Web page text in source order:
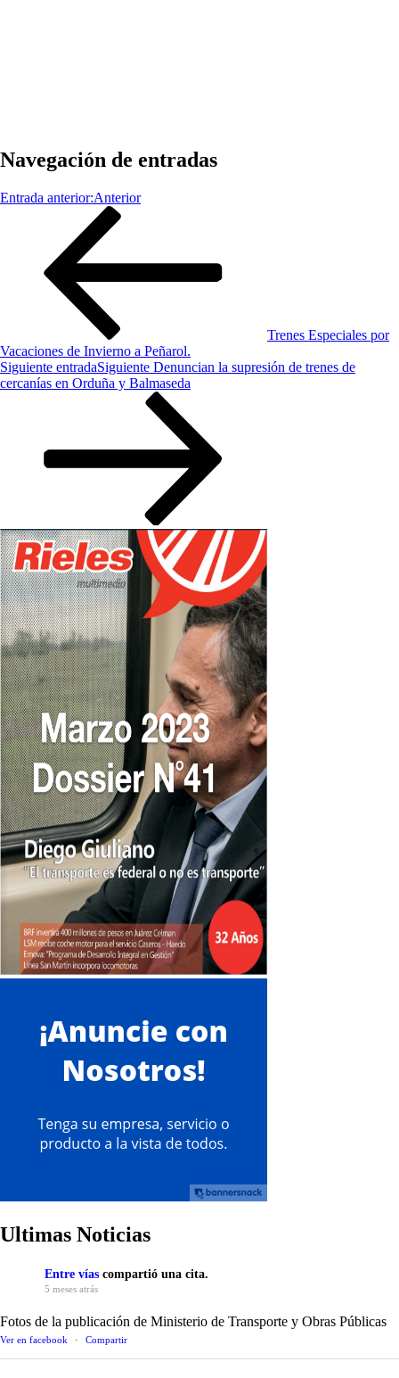
Navegación de entradas
Entrada anterior:Anterior
Trenes Especiales por
Vacaciones de Invierno a Peñarol.
Siguiente entradaSiguiente Denuncian la supresión de trenes de
cercanías en Orduña y Balmaseda
Ultimas Noticias
Entre vías compartió una cita.
5 meses atrás
Fotos de la publicación de Ministerio de Transporte y Obras Públicas
Ver en facebook · Compartir